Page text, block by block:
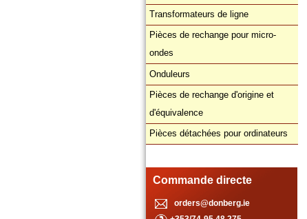
Transformateurs de ligne
Pièces de rechange pour micro-
ondes
Onduleurs
Pièces de rechange d'origine et
d'équivalence
Pièces détachées pour ordinateurs
Commande directe
orders@donberg.ie